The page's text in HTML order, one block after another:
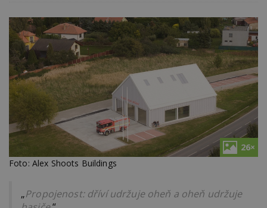
26×
Foto: Alex Shoots Buildings
„Propojenost: dříví udržuje oheň a oheň udržuje